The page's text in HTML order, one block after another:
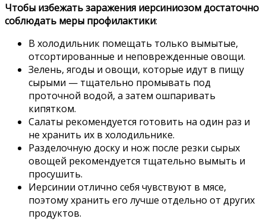
Чтобы избежать заражения иерсиниозом достаточно
соблюдать меры профилактики:
В холодильник помещать только вымытые,
отсортированные и неповрежденные овощи.
Зелень, ягоды и овощи, которые идут в пищу
сырыми — тщательно промывать под
проточной водой, а затем ошпаривать
кипятком.
Салаты рекомендуется готовить на один раз и
не хранить их в холодильнике.
Разделочную доску и нож после резки сырых
овощей рекомендуется тщательно вымыть и
просушить.
Иерсинии отлично себя чувствуют в мясе,
поэтому хранить его лучше отдельно от других
продуктов.